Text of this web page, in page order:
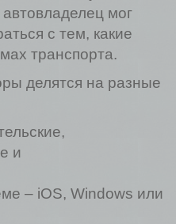
мог
с тем, какие
транспорта.
делятся на разные
и
– iOS, Windows или